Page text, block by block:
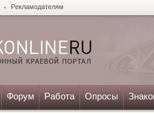
Рекламодателям
Форум Работа Опросы